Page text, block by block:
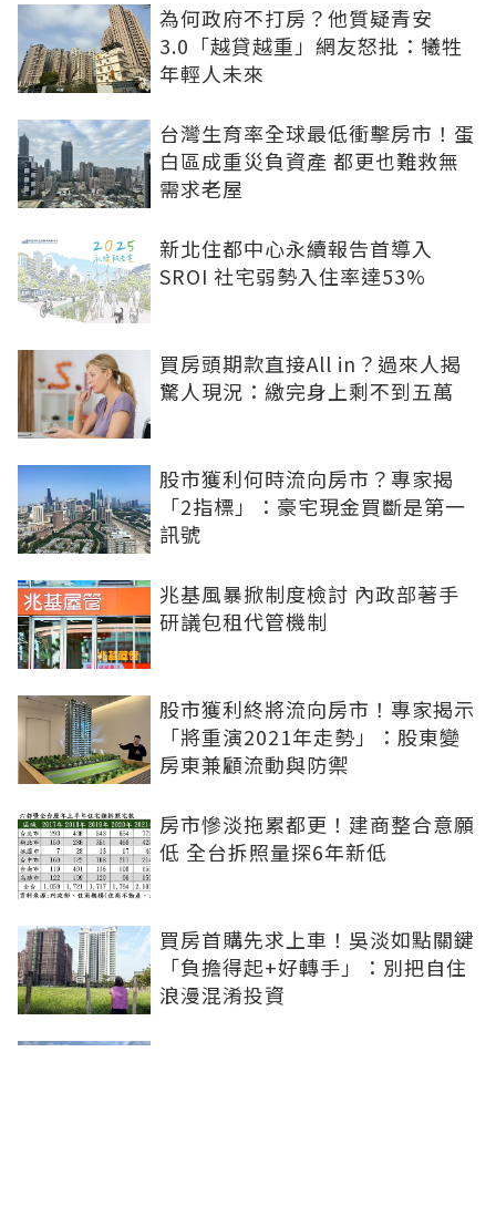
為何政府不打房？他質疑青安
3.0「越貸越重」網友怒批：犧牲
年輕人未來
台灣生育率全球最低衝擊房市！蛋
白區成重災負資產 都更也難救無
需求老屋
新北住都中心永續報告首導入
SROI 社宅弱勢入住率達53%
買房頭期款直接All in？過來人揭
驚人現況：繳完身上剩不到五萬
股市獲利何時流向房市？專家揭
「2指標」：豪宅現金買斷是第一
訊號
兆基風暴掀制度檢討 內政部著手
研議包租代管機制
股市獲利終將流向房市！專家揭示
「將重演2021年走勢」：股東變
房東兼顧流動與防禦
房市慘淡拖累都更！建商整合意願
低 全台拆照量探6年新低
買房首購先求上車！吳淡如點關鍵
「負擔得起+好轉手」：別把自住
浪漫混淆投資